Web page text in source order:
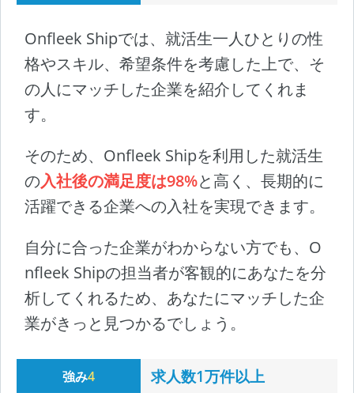
Onfleek Shipでは、就活生一人ひとりの性
格やスキル、希望条件を考慮した上で、そ
の人にマッチした企業を紹介してくれま
す。
そのため、Onfleek Shipを利用した就活生
の入社後の満足度は98%と高く、長期的に
活躍できる企業への入社を実現できます。
自分に合った企業がわからない方でも、O
nfleek Shipの担当者が客観的にあなたを分
析してくれるため、あなたにマッチした企
業がきっと見つかるでしょう。
強み4 求人数1万件以上